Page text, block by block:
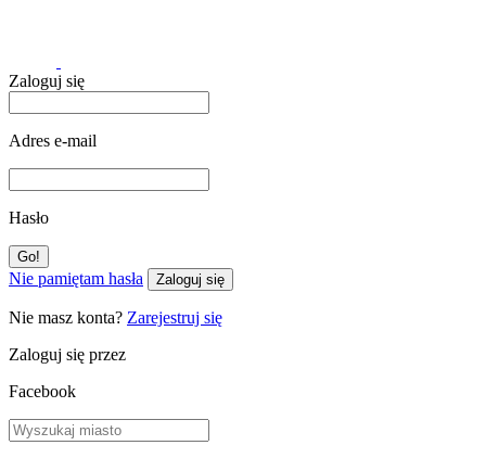
Zaloguj się
Adres e-mail
Hasło
Nie pamiętam hasła Zaloguj się
Nie masz konta? Zarejestruj się
Zaloguj się przez
Facebook